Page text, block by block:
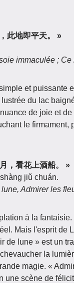
此地即平天。 »
immaculée ;
et puissante
du lac
de joie et
le firmament,
，看花上酒船。 »
jiǔ chuán.
Admirer les
à la
Mais l'esprit de
de lune » est un
la
magie. «
une scène de